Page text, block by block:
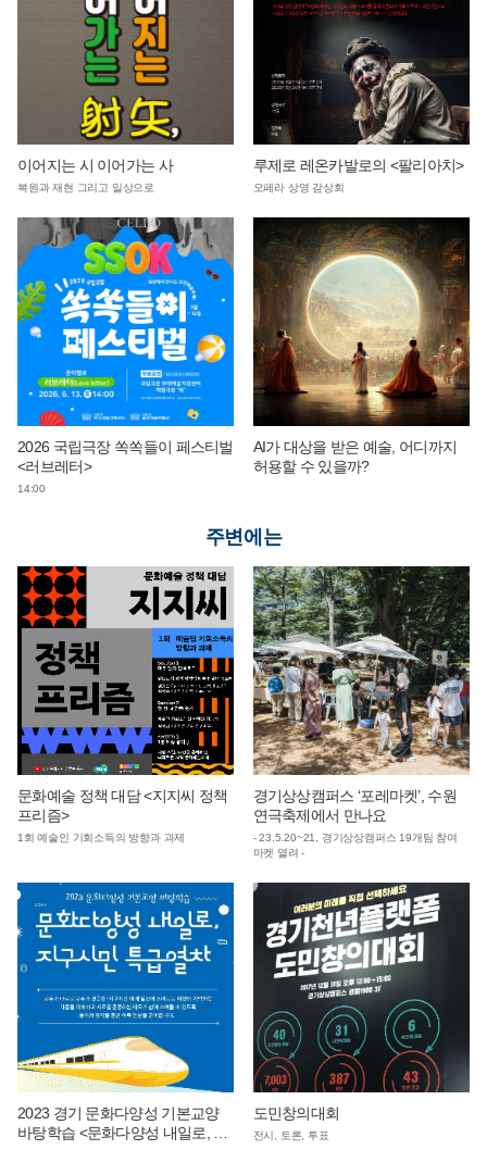
이어지는 시 이어가는 사
복원과 재현 그리고 일상으로
루제로 레온카발로의 <팔리아치>
오페라 상영 감상회
2026 국립극장 쏙쏙들이 페스티벌
<러브레터>
14:00
AI가 대상을 받은 예술, 어디까지
허용할 수 있을까?
주변에는
문화예술 정책 대담 <지지씨 정책
프리즘>
1회 예술인 기회소득의 방향과 과제
경기상상캠퍼스 ‘포레마켓’, 수원
연극축제에서 만나요
- 23.5.20~21, 경기상상캠퍼스 19개팀 참여
마켓 열려 -
2023 경기 문화다양성 기본교양
바탕학습 <문화다양성 내일로, 지
도민창의대회
전시, 토론, 투표